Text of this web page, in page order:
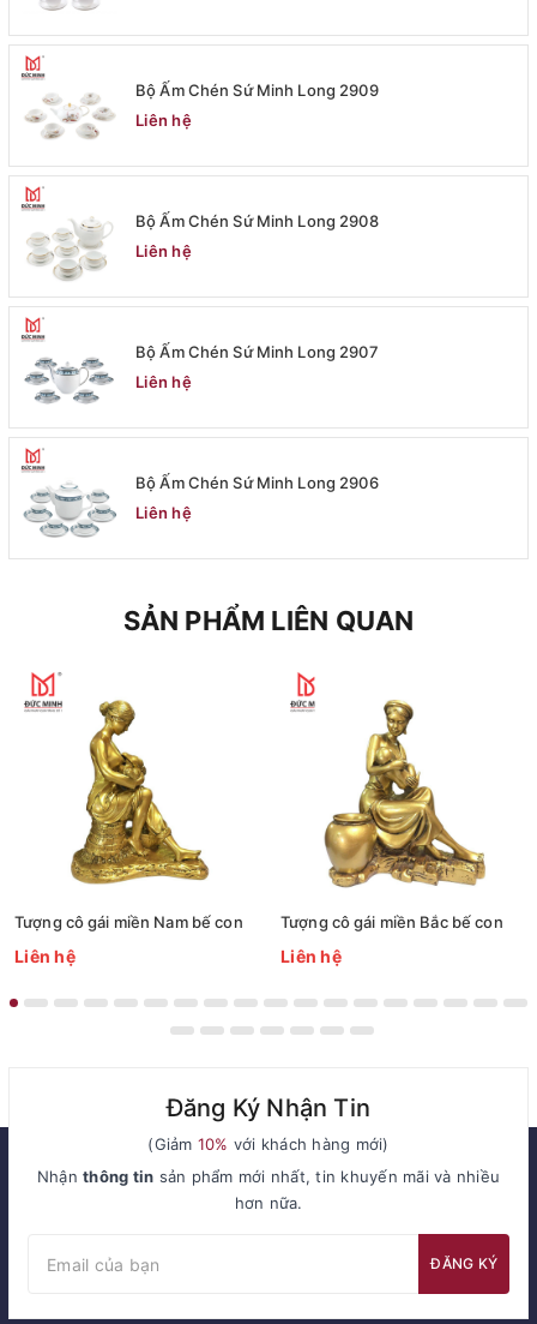
Bộ Ấm Chén Sứ Minh Long 2909
Liên hệ
Bộ Ấm Chén Sứ Minh Long 2908
Liên hệ
Bộ Ấm Chén Sứ Minh Long 2907
Liên hệ
Bộ Ấm Chén Sứ Minh Long 2906
Liên hệ
SẢN PHẨM LIÊN QUAN
Tượng cô gái miền Nam bế con
Liên hệ
Tượng cô gái miền Bắc bế con
Liên hệ
Đăng Ký Nhận Tin
(Giảm 10% với khách hàng mới)
Nhậnthông tin sản phẩm mới nhất, tin khuyến mãi và nhiều
hơn nữa.
ĐĂNG KÝ